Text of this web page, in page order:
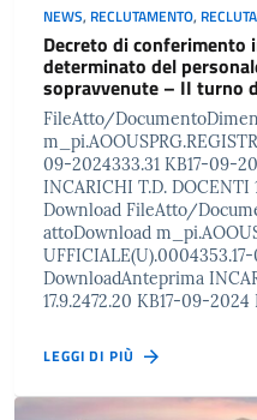
NEWS, RECLUTAMENTO,
Decreto di conferimento
determinato del
sopravvenute – II turno
FileAtto/
09-2024333.31 KB17-09-
INCARICHI T.D. DOCENTI
Download FileAtto/
attoDownload
DownloadAnteprima
17.9.2472.20 KB17-09-
LEGGI DI PIÙ